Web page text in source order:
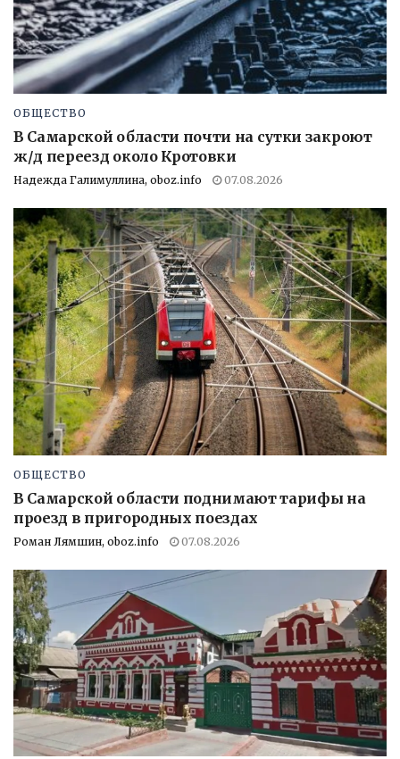
ОБЩЕСТВО
В Самарской области почти на сутки закроют
ж/д переезд около Кротовки
Надежда Галимуллина, oboz.info 07.08.2026
ОБЩЕСТВО
В Самарской области поднимают тарифы на
проезд в пригородных поездах
Роман Лямшин, oboz.info 07.08.2026